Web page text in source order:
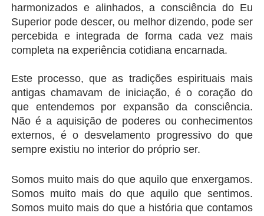
harmonizados e alinhados, a consciência do Eu
Superior pode descer, ou melhor dizendo, pode ser
percebida e integrada de forma cada vez mais
completa na experiência cotidiana encarnada.
Este processo, que as tradições espirituais mais
antigas chamavam de iniciação, é o coração do
que entendemos por expansão da consciência.
Não é a aquisição de poderes ou conhecimentos
externos, é o desvelamento progressivo do que
sempre existiu no interior do próprio ser.
Somos muito mais do que aquilo que enxergamos.
Somos muito mais do que aquilo que sentimos.
Somos muito mais do que a história que contamos